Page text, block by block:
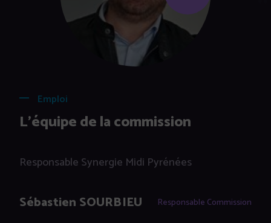
Emploi
L'équipe de la commission
Responsable Synergie Midi Pyrénées
Sébastien SOURBIEU Responsable Commission